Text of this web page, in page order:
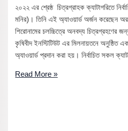
২০২২ এর শ্রেষ্ঠ চিত্রগ্রাহক ক্যাটাগরিতে
মনির)। তিনি এই অ্যাওয়ার্ড অর্জন করেছেন
শিরোনামের চলচ্চিত্রে অনবদ্য চিত্রগ্রহণের
কৃষিবীদ ইনস্টিটিউট এর মিলনায়তনে অনুষ্ঠিত
অ্যাওয়ার্ড প্রদান করা হয়। নির্বাচিত সকল
Read More »